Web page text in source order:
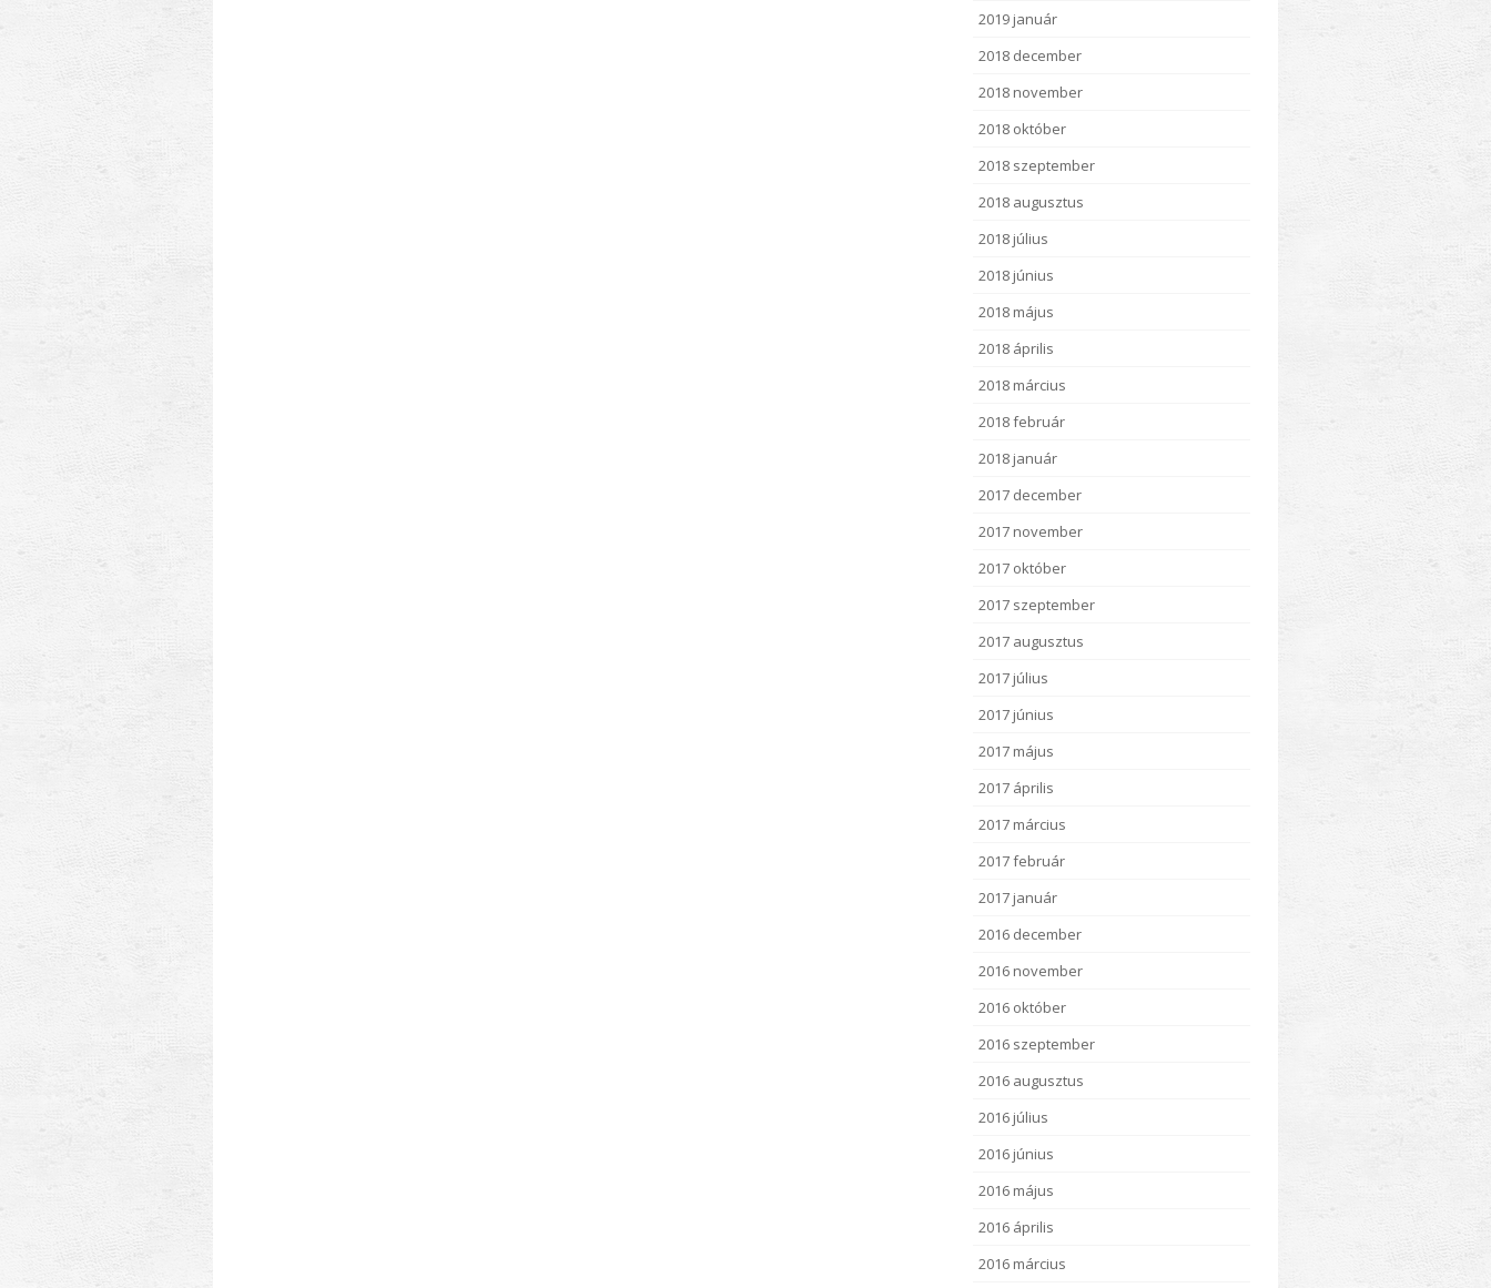
2019 január
2018 december
2018 november
2018 október
2018 szeptember
2018 augusztus
2018 július
2018 június
2018 május
2018 április
2018 március
2018 február
2018 január
2017 december
2017 november
2017 október
2017 szeptember
2017 augusztus
2017 július
2017 június
2017 május
2017 április
2017 március
2017 február
2017 január
2016 december
2016 november
2016 október
2016 szeptember
2016 augusztus
2016 július
2016 június
2016 május
2016 április
2016 március